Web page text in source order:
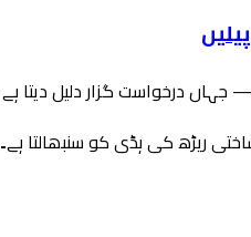
— جہاں درخواست گزار دلیل
ریڑھ کی ہڈی کو سنبھالتا ہے۔